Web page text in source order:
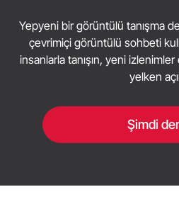
Yepyeni bir görüntülü tanışma
çevrimiçi görüntülü sohbeti
insanlarla tanışın, yeni
yelken
Şimdi